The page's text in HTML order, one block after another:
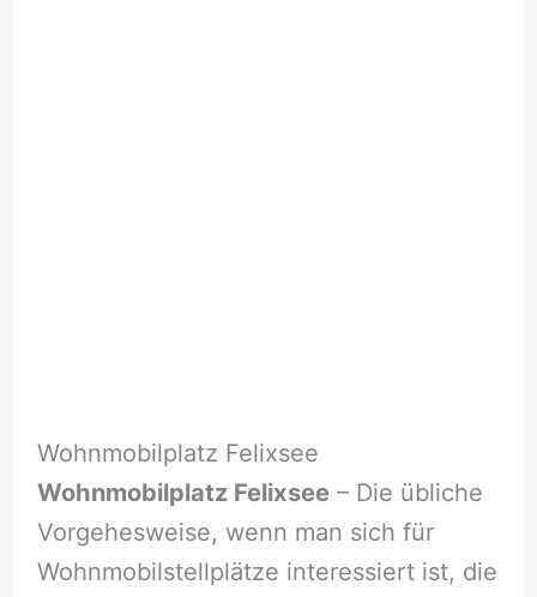
Wohnmobilplatz Felixsee
Wohnmobilplatz Felixsee– Die übliche
Vorgehesweise, wenn man sich für
Wohnmobilstellplätze interessiert ist, die